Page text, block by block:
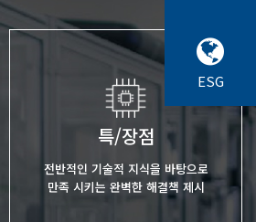
ESG
특/장점
전반적인 기술적 지식을 바탕으로
만족 시키는 완벽한 해결책 제시